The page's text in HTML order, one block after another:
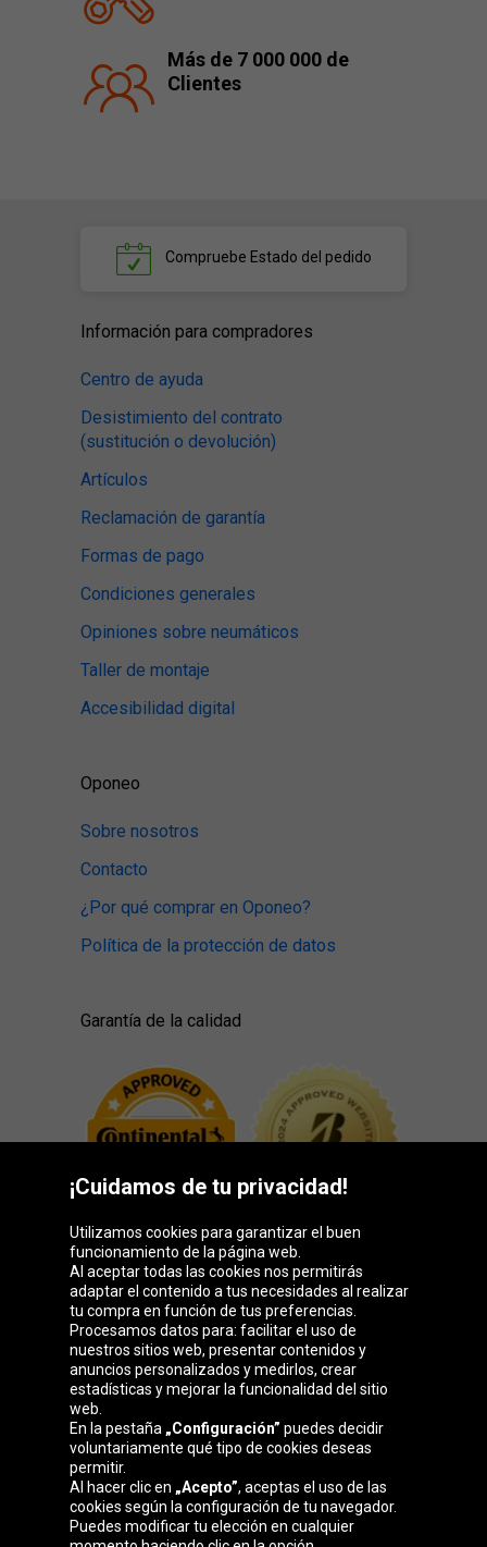
Más de 7 000 000 de
Clientes
Compruebe Estado del pedido
Información para compradores
Centro de ayuda
Desistimiento del contrato
(sustitución o devolución)
Artículos
Reclamación de garantía
Formas de pago
Condiciones generales
Opiniones sobre neumáticos
Taller de montaje
Accesibilidad digital
Oponeo
Sobre nosotros
Contacto
¿Por qué comprar en Oponeo?
Política de la protección de datos
Garantía de la calidad
Grupo Oponeo
Belgique
republika
France Italia Magyarország Nederland
¡Cuidamos de tu privacidad!
Utilizamos cookies para garantizar el buen
funcionamiento de la página web.
Al aceptar todas las cookies nos permitirás
adaptar el contenido a tus necesidades al realizar
tu compra en función de tus preferencias.
Procesamos datos para: facilitar el uso de
nuestros sitios web, presentar contenidos y
anuncios personalizados y medirlos, crear
estadísticas y mejorar la funcionalidad del sitio
web.
En la pestaña „Configuración” puedes decidir
voluntariamente qué tipo de cookies deseas
permitir.
Al hacer clic en „Acepto”, aceptas el uso de las
cookies según la configuración de tu navegador.
Puedes modificar tu elección en cualquier